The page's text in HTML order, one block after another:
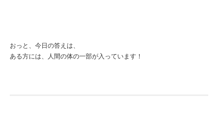
おっと、今日の答えは、
ある方には、人間の体の一部が入っています！